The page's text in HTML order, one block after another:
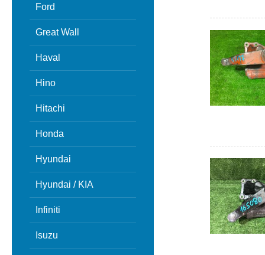
Ford
Great Wall
Haval
Hino
Hitachi
Honda
Hyundai
Hyundai / KIA
Infiniti
Isuzu